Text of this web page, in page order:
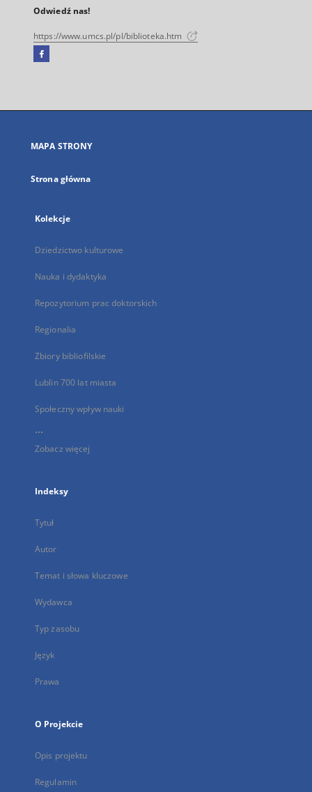
Odwiedź nas!
https://www.umcs.pl/pl/biblioteka.htm
Facebook
się
karcie
MAPA STRONY
Strona główna
Kolekcje
Dziedzictwo kulturowe
Nauka i dydaktyka
Repozytorium prac doktorskich
Regionalia
Zbiory bibliofilskie
Lublin 700 lat miasta
Społeczny wpływ nauki
...
Zobacz więcej
Indeksy
Tytuł
Autor
Temat i słowa kluczowe
Wydawca
Typ zasobu
Język
Prawa
O Projekcie
Opis projektu
Regulamin